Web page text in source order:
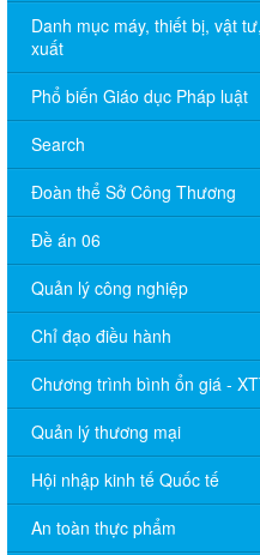
Danh mục máy, thiết bị, vật
xuất
Phổ biến Giáo dục Pháp luật
Search
Đoàn thể Sở Công Thương
Đề án 06
Quản lý công nghiệp
Chỉ đạo điều hành
Chương trình bình ổn giá -
Quản lý thương mại
Hội nhập kinh tế Quốc tế
An toàn thực phẩm